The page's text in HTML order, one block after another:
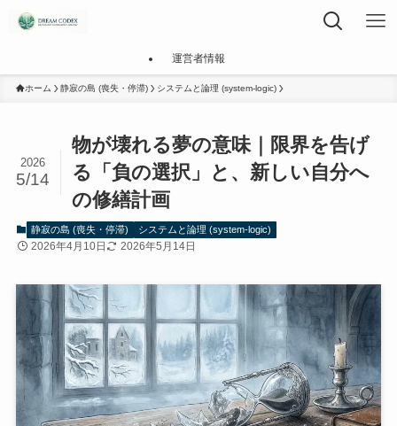
運営者情報
ホーム 静寂の島 (喪失・停滞) システムと論理 (system-logic)
物が壊れる夢の意味｜限界を告げ
る「負の選択」と、新しい自分へ
の修繕計画
2026
5/14
静寂の島 (喪失・停滞) システムと論理 (system-logic)
2026年4月10日 2026年5月14日